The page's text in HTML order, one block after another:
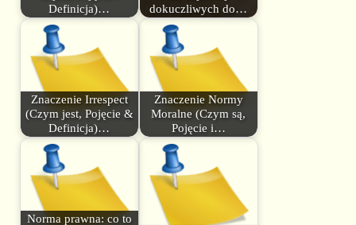
Definicja)…
dokuczliwych do…
Znaczenie Irrespect
(Czym jest, Pojęcie &
Definicja)…
Znaczenie Normy
Moralne (Czym są,
Pojęcie i…
Norma prawna: co to